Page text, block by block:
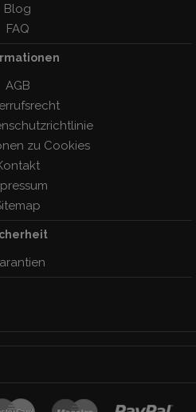
Blog
FAQ
AGB
zu Cookies